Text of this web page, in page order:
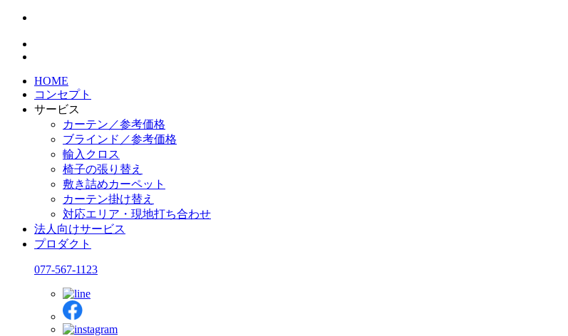
HOME
コンセプト
サービス
カーテン／参考価格
ブラインド／参考価格
輸入クロス
椅子の張り替え
敷き詰めカーペット
カーテン掛け替え
対応エリア・現地打ち合わせ
法人向けサービス
プロダクト
077-567-1123